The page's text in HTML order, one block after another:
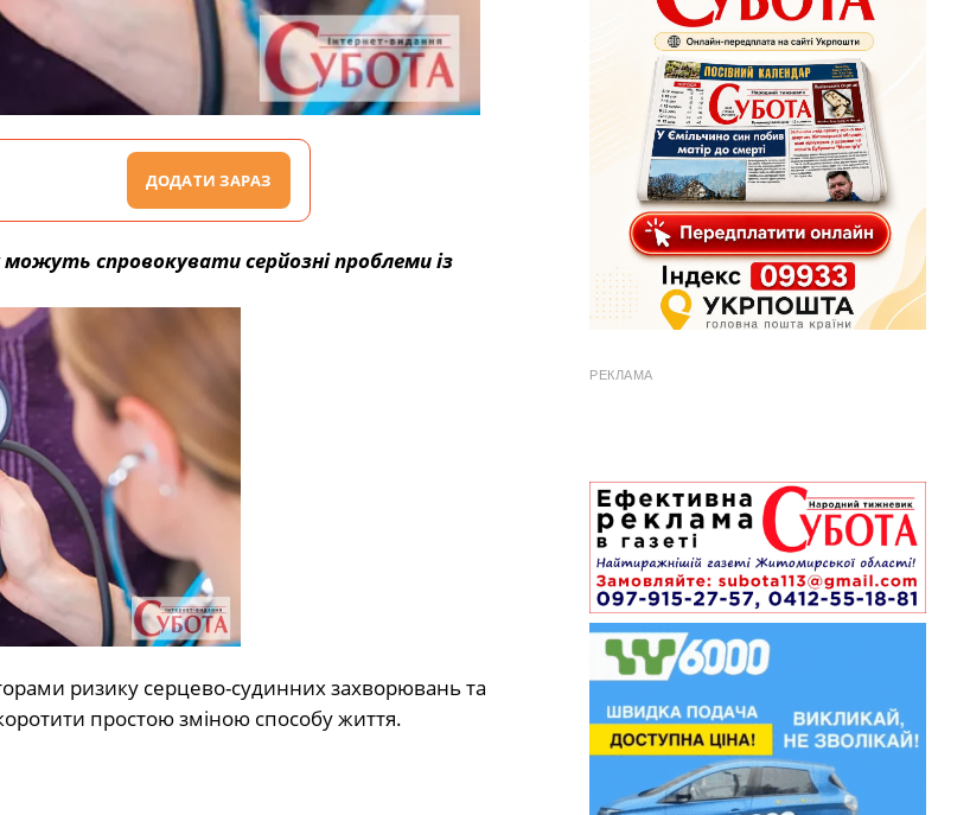
ДОДАТИ ЗАРАЗ
спровокувати серйозні проблеми із
ризику серцево-судинних захворювань та
простою зміною способу життя.
РЕКЛАМА